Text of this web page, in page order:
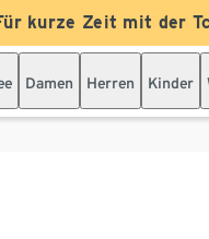
kurze Zeit mit der
Damen Herren Kinder